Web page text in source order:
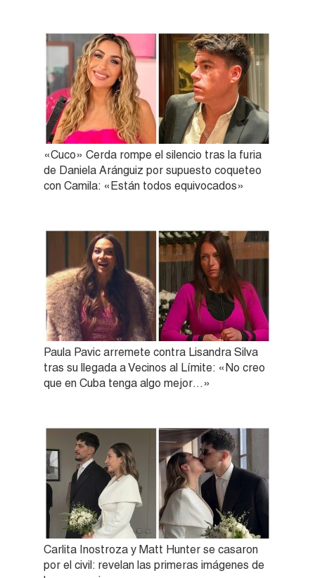
«Cuco» Cerda rompe el silencio tras la furia
de Daniela Aránguiz por supuesto coqueteo
con Camila: «Están todos equivocados»
Paula Pavic arremete contra Lisandra Silva
tras su llegada a Vecinos al Límite: «No creo
que en Cuba tenga algo mejor…»
Carlita Inostroza y Matt Hunter se casaron
por el civil: revelan las primeras imágenes de